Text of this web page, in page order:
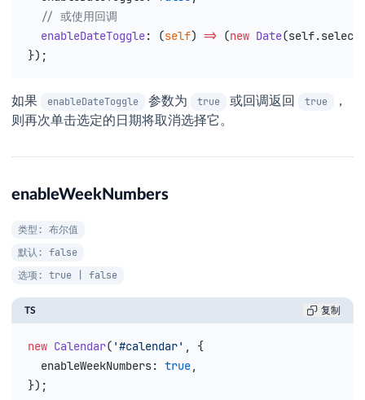
  // 或使用回调
  enableDateToggle
: (self) => (new Date(self.
});
如果 enableDateToggle 参数为 true 或回调返回 true
，
则再次单击选定的日期将取消选择它。
enableWeekNumbers
类型: 布尔值
默认: false
选项: true | false
TS 复制
new Calendar( '#calendar' , {
  enableWeekNumbers
: true,
});